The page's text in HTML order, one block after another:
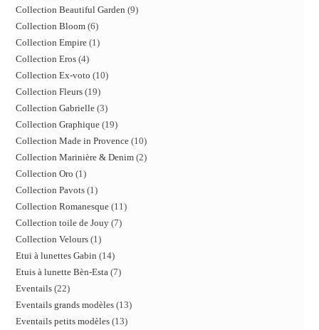
Collection Beautiful Garden 9
Collection Bloom 6
Collection Empire 1
Collection Eros 4
Collection Ex-voto 10
Collection Fleurs 19
Collection Gabrielle 3
Collection Graphique 19
Collection Made in Provence 10
Collection Marinière & Denim 2
Collection Oro 1
Collection Pavots 1
Collection Romanesque 11
Collection toile de Jouy 7
Collection Velours 1
Etui à lunettes Gabin 14
Etuis à lunette Bèn-Esta 7
Eventails 22
Eventails grands modèles 13
Eventails petits modèles 13